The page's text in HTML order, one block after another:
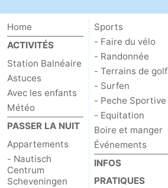
Home
ACTIVITÉS
Station Balnéaire
Astuces
Avec les enfants
Météo
PASSER LA NUIT
Appartements
- Nautisch
Centrum
Scheveningen
Sports
- Faire du vélo
- Randonnée
- Terrains de golf
- Surfen
- Peche Sportive
- Equitation
Boire et manger
Événements
INFOS
PRATIQUES